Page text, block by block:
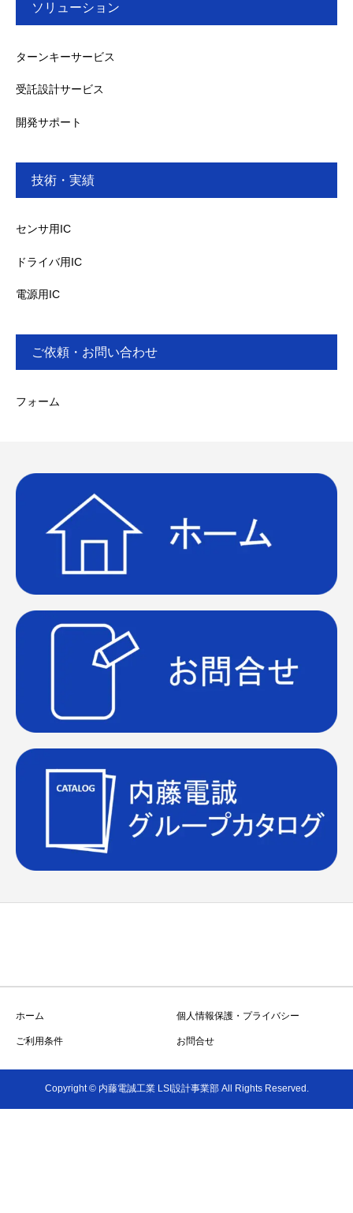
ソリューション
ターンキーサービス
受託設計サービス
開発サポート
技術・実績
センサ用IC
ドライバ用IC
電源用IC
ご依頼・お問い合わせ
フォーム
ホーム 個人情報保護・プライバシー
ご利用条件 お問合せ
Copyright © 内藤電誠工業 LSI設計事業部 All Rights Reserved.